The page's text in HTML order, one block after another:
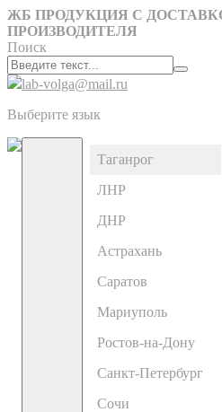
ЖБ ПРОДУКЦИЯ С
ПРОИЗВОДИТЕЛЯ
Поиск
lab-volga@mail.ru
Выберите язык
Таганрог
ЛНР
ДНР
Астрахань
Саратов
Мариуполь
Ростов-на-Дону
Санкт-Петербург
Сочи